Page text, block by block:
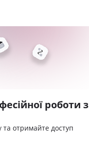
роботи з
та отримайте доступ